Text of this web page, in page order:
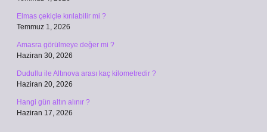
Elmas çekiçle kırılabilir mi ?
Temmuz 1, 2026
Amasra görülmeye değer mi ?
Haziran 30, 2026
Dudullu ile Altınova arası kaç kilometredir ?
Haziran 20, 2026
Hangi gün altın alınır ?
Haziran 17, 2026